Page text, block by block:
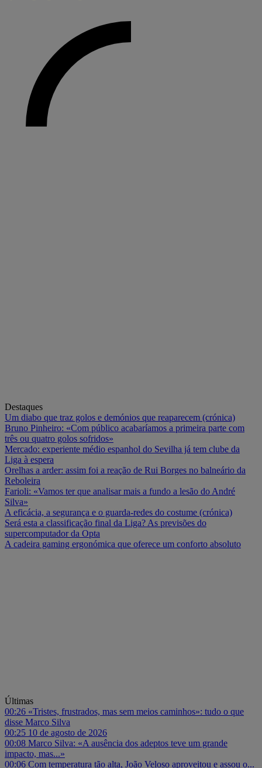
Destaques
Um diabo que traz golos e demónios que reaparecem (crónica)
Bruno Pinheiro: «Com público acabaríamos a primeira parte com
três ou quatro golos sofridos»
Mercado: experiente médio espanhol do Sevilha já tem clube da
Liga à espera
Orelhas a arder: assim foi a reação de Rui Borges no balneário da
Reboleira
Farioli: «Vamos ter que analisar mais a fundo a lesão do André
Silva»
A eficácia, a segurança e o guarda-redes do costume (crónica)
Será esta a classificação final da Liga? As previsões do
supercomputador da Opta
A cadeira gaming ergonómica que oferece um conforto absoluto
Últimas
00:26 «Tristes, frustrados, mas sem meios caminhos»: tudo o que
disse Marco Silva
00:25 10 de agosto de 2026
00:08 Marco Silva: «A ausência dos adeptos teve um grande
impacto, mas...»
00:06 Com temperatura tão alta, João Veloso aproveitou e assou o...